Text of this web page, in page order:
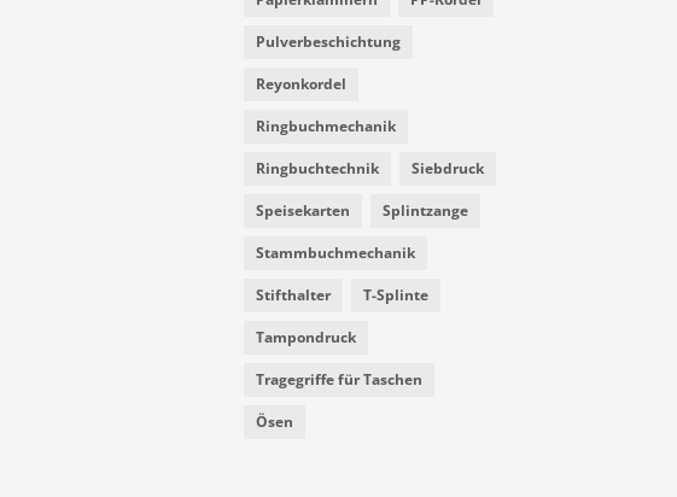
Pulverbeschichtung
Reyonkordel
Ringbuchmechanik
Ringbuchtechnik Siebdruck
Speisekarten Splintzange
Stammbuchmechanik
Stifthalter T-Splinte
Tampondruck
Tragegriffe für Taschen
Ösen